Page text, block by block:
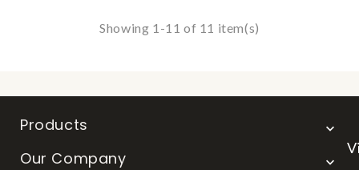
Showing 1-11 of 11 item(s)
Products 
Our Company 